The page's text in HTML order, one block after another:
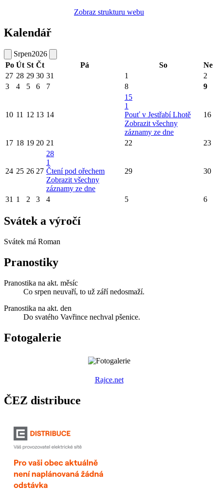
Zobraz strukturu webu
Kalendář
Srpen2026
Po Út St Čt Pá So
Ne
27 28 29 30 31 1
2
3
4 5 6 7 8 9
10 11 12 13 14
15
1
Pouť v Jestřabí Lhotě
Zobrazit všechny
záznamy ze dne
16
17 18 19 20 21 22 23
24 25 26 27
28
1
Čtení pod ořechem
Zobrazit všechny
záznamy ze dne
29 30
31 1 2 3 4 5 6
Svátek a výročí
Svátek má Roman
Pranostiky
Pranostika na akt. měsíc
Co srpen neuvaří, to už září nedosmaží.
Pranostika na akt. den
Do svatého Vavřince nechval pšenice.
Fotogalerie
Rajce.net
ČEZ distribuce